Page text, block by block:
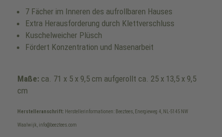
7 Fächer im Inneren des aufrollbaren Hauses
Extra Herausforderung durch Klettverschluss
Kuschelweicher Plüsch
Fördert Konzentration und Nasenarbeit
Maße: ca. 71 x 5 x 9,5 cm aufgerollt ca. 25 x 13,5 x 9,5
cm
Herstelleranschrift: Herstellerinformationen: Beeztees, Energieweg 4, NL-5145 NW
Waalwijk, info@beeztees.com